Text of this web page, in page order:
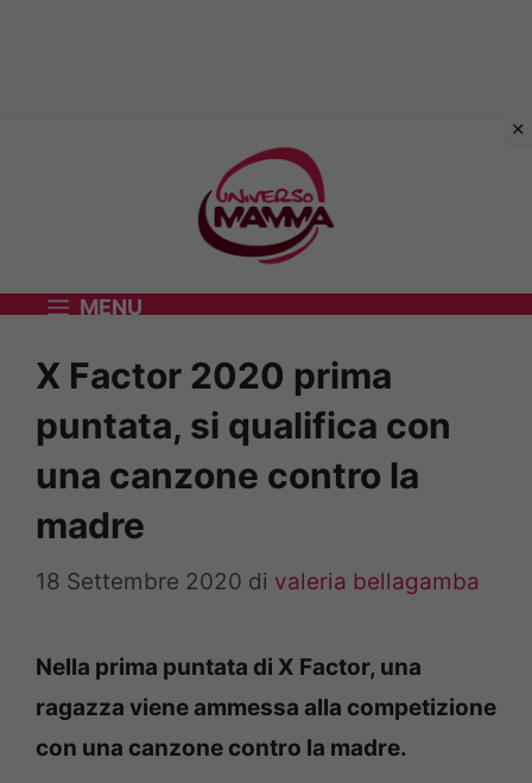
MENU
X Factor 2020 prima
puntata, si qualifica con
una canzone contro la
madre
18 Settembre 2020 di valeria bellagamba
Nella prima puntata di X Factor, una
ragazza viene ammessa alla competizione
con una canzone contro la madre.